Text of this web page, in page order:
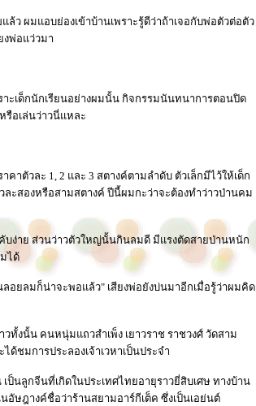
ว ผมแอบย่องเข้าบ้านเพราะรู้ดีว่าถ้าเจอกับพ่อตัวต่อตัว
งพ่อแว่วมา
าะเด็กนักเรียนอย่างผมนั้น กิจกรรมนันทนาการตอนปิด
อเล่นว่าวนี่แหละ
ตัวละ 1, 2 และ 3 สตางค์ตามลำดับ ตัวเล็กมีไว้ให้เด็ก
ะสองหรือสามสตางค์ ปีนี้ผมกะว่าจะต้องทำว่าวป่านคม
ง่าย ส่วนว่าวตัวใหญ่นั้นกินลมดี มีแรงตัดสายป่านหนัก
ได้
อยลมก็น่าจะพอแล้ว" เสียงพ่อยังบ่นมาอีกเมื่อรู้ว่าผมคิด
งนั้น คนหนุ่มแถวสำเพ็ง เยาวราช ราชวงศ์ วัดสาม
ชมการประลองเจ้าเวหาเป็นประจำ
ป็นลูกจีนที่เกิดในประเทศไทยอายุราวยี่สิบเศษ ทางบ้าน
อัษฎางค์ชื่อว่าร้านสยามอาร์กีเต็ค ซึ่งเป็นเอย่นต์